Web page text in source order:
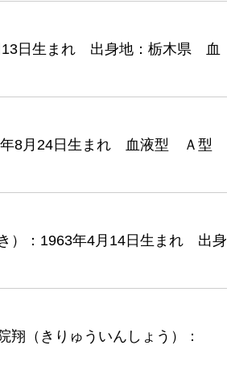
13日生まれ 出身地：栃木県 血
年8月24日生まれ 血液型 Ａ型
）：1963年4月14日生まれ 出身
（きりゅういんしょう）：